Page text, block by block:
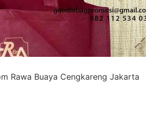
Rawa Buaya Cengkareng Jakarta